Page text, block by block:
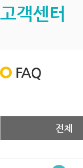
고객센터
FAQ
전체